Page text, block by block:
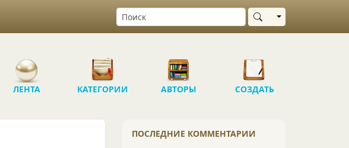
Выбрать область
ЛЕНТА КАТЕГОРИИ АВТОРЫ СОЗДАТЬ
ПОСЛЕДНИЕ КОММЕНТАРИИ